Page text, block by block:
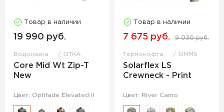
Товар в наличии
19 990 руб.
Водолазка SITKA
Core Mid Wt Zip-T
New
Цвет: Optifade Elevated II
Товар в наличии
7 675 руб. 9 030 руб.
Термокофта SIMMS
Solarflex LS
Crewneck - Print
Цвет: River Camo